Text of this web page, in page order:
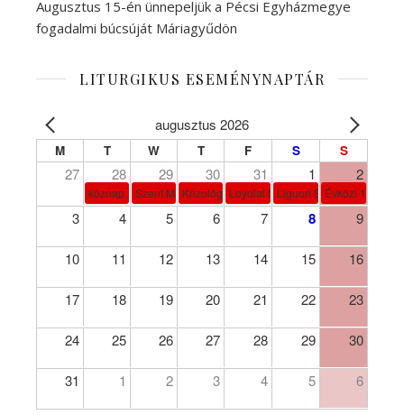
Augusztus 15-én ünnepeljük a Pécsi Egyházmegye
fogadalmi búcsúját Máriagyűdön
LITURGIKUS ESEMÉNYNAPTÁR
augusztus 2026
M T W T F S S
27 28 29 30 31 1 2
köznap Szent Márta, Mária és Lázár
Krizológ Szent Péter
Loyolai Szent IgnácLiguori Szent Alfonz pk-et.
Évközi 18.
3 4 5 6 7 8 9
10 11 12 13 14 15 16
17 18 19 20 21 22 23
24 25 26 27 28 29 30
31 1 2 3 4 5 6